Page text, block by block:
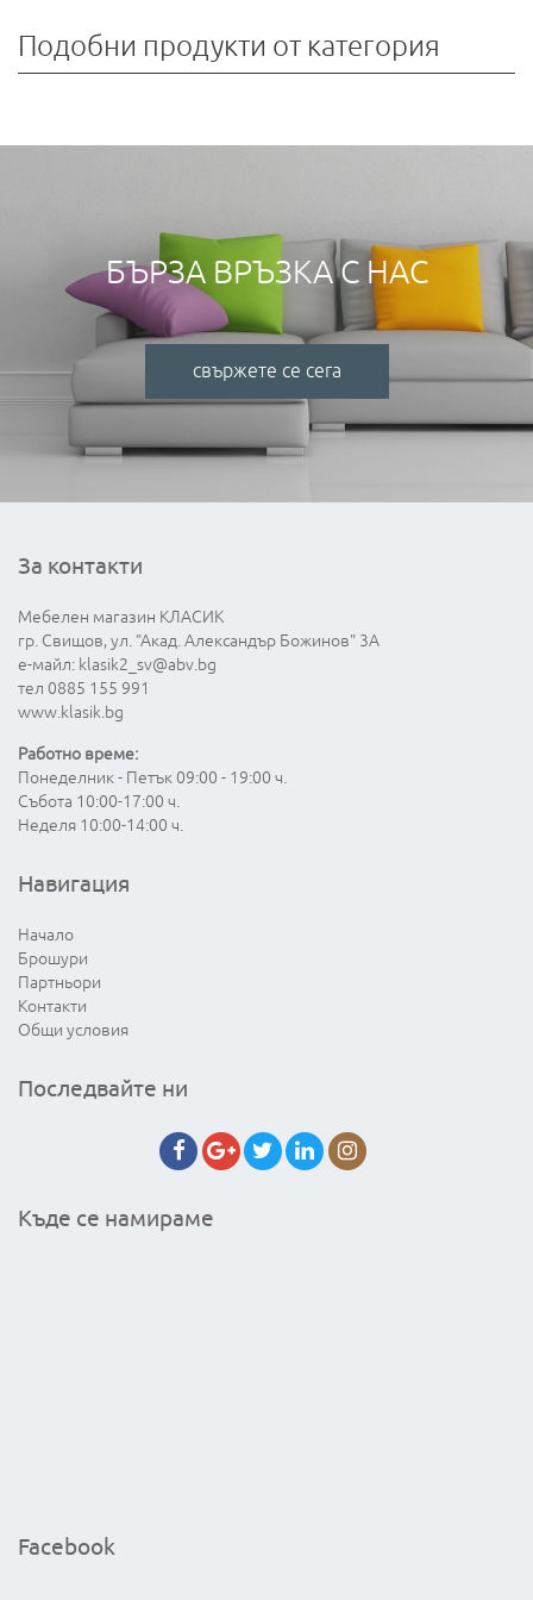
Подобни продукти от категория
БЪРЗА ВРЪЗКА С НАС
свържете се сега
За контакти
Мебелен магазин КЛАСИК
гр. Свищов, ул. "Акад. Александър Божинов" 3А
е-майл: klasik2_sv@abv.bg
тел 0885 155 991
www.klasik.bg
Работно време:
Понеделник - Петък 09:00 - 19:00 ч.
Събота 10:00-17:00 ч.
Неделя 10:00-14:00 ч.
Навигация
Начало
Брошури
Партньори
Контакти
Общи условия
Последвайте ни
Къде се намираме
Facebook